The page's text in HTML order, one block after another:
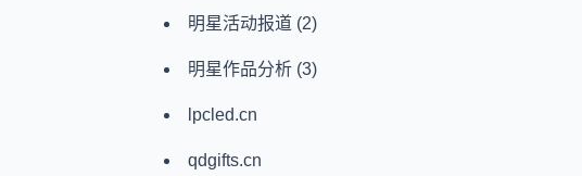
明星活动报道 (2)
明星作品分析 (3)
lpcled.cn
qdgifts.cn